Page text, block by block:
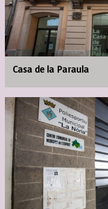
Casa de la Paraula